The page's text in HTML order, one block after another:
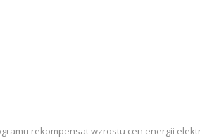
rekompensat wzrostu cen energii